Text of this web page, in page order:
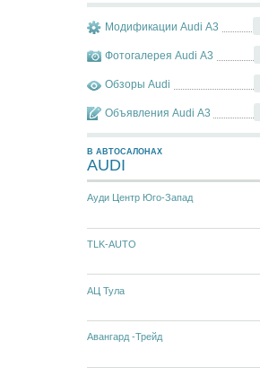
Модификации Audi A3
Фотогалерея Audi A3
Обзоры Audi
Объявления Audi A3
В АВТОСАЛОНАХ
AUDI
Ауди Центр Юго-Запад
TLK-AUTO
АЦ Тула
Авангард -Трейд